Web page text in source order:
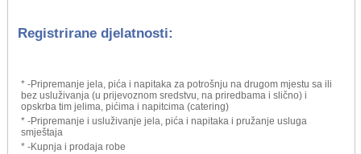
Registrirane djelatnosti:
* -Pripremanje jela, pića i napitaka za potrošnju na drugom mjestu sa ili
bez usluživanja (u prijevoznom sredstvu, na priredbama i slično) i
opskrba tim jelima, pićima i napitcima (catering)
* -Pripremanje i usluživanje jela, pića i napitaka i pružanje usluga
smještaja
* -Kupnja i prodaja robe